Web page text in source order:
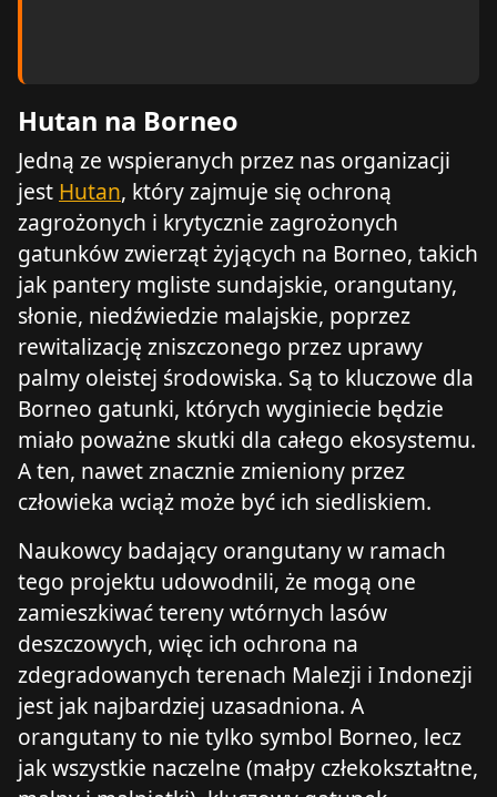
Hutan na Borneo
Jedną ze wspieranych przez nas organizacji
jest Hutan, który zajmuje się ochroną
zagrożonych i krytycznie zagrożonych
gatunków zwierząt żyjących na Borneo, takich
jak pantery mgliste sundajskie, orangutany,
słonie, niedźwiedzie malajskie, poprzez
rewitalizację zniszczonego przez uprawy
palmy oleistej środowiska. Są to kluczowe dla
Borneo gatunki, których wyginiecie będzie
miało poważne skutki dla całego ekosystemu.
A ten, nawet znacznie zmieniony przez
człowieka wciąż może być ich siedliskiem.
Naukowcy badający orangutany w ramach
tego projektu udowodnili, że mogą one
zamieszkiwać tereny wtórnych lasów
deszczowych, więc ich ochrona na
zdegradowanych terenach Malezji i Indonezji
jest jak najbardziej uzasadniona. A
orangutany to nie tylko symbol Borneo, lecz
jak wszystkie naczelne (małpy człekokształtne,